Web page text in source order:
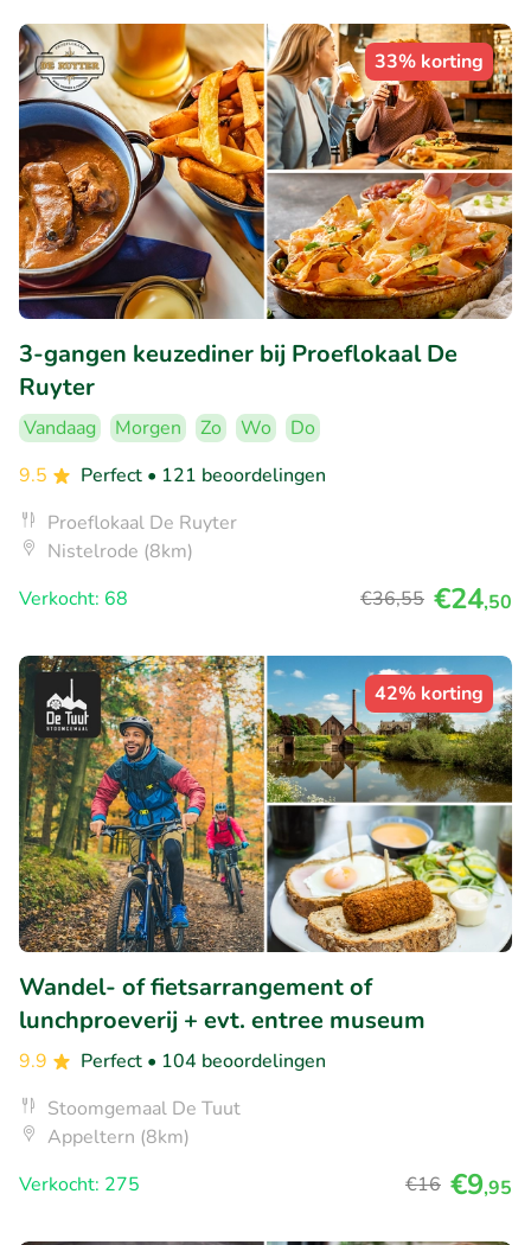
33% korting
3-gangen keuzediner bij Proeflokaal De
Ruyter
Vandaag Morgen Zo Wo
Do
9.5
Perfect • 121 beoordelingen
Proeflokaal De Ruyter
Nistelrode (8km)
Verkocht: 68
€36,55 €24,50
42% korting
Wandel- of fietsarrangement of
lunchproeverij + evt. entree museum
9.9 Perfect • 104 beoordelingen
Stoomgemaal De Tuut
Appeltern (8km)
Verkocht: 275
€16 €9,95